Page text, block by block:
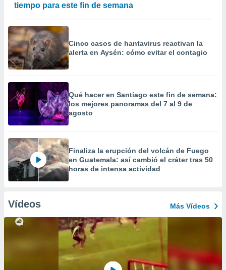
tiempo para este fin de semana
Cinco casos de hantavirus reactivan la
alerta en Aysén: cómo evitar el contagio
Qué hacer en Santiago este fin de semana:
los mejores panoramas del 7 al 9 de
agosto
Finaliza la erupción del volcán de Fuego
en Guatemala: así cambió el cráter tras 50
horas de intensa actividad
Vídeos Más Vídeos